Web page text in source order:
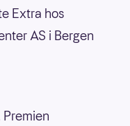
Extra hos
AS i Bergen